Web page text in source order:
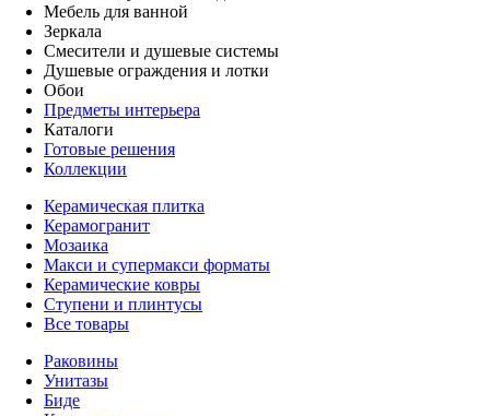
Мебель для ванной
Зеркала
Смесители и душевые системы
Душевые ограждения и лотки
Обои
Предметы интерьера
Каталоги
Готовые решения
Коллекции
Керамическая плитка
Керамогранит
Мозаика
Макси и супермакси форматы
Керамические ковры
Ступени и плинтусы
Все товары
Раковины
Унитазы
Биде